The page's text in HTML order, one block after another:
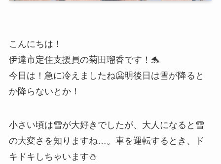
こんにちは！
伊達市定住支援員の菊田瑠香です！🐬
今日は！急に冷えましたね🥶明後日は雪が降ると
か降らないとか！
小さい頃は雪が大好きでしたが、大人になると雪
の大変さを知りますね…。車を運転するとき、ド
キドキしちゃいます⛄